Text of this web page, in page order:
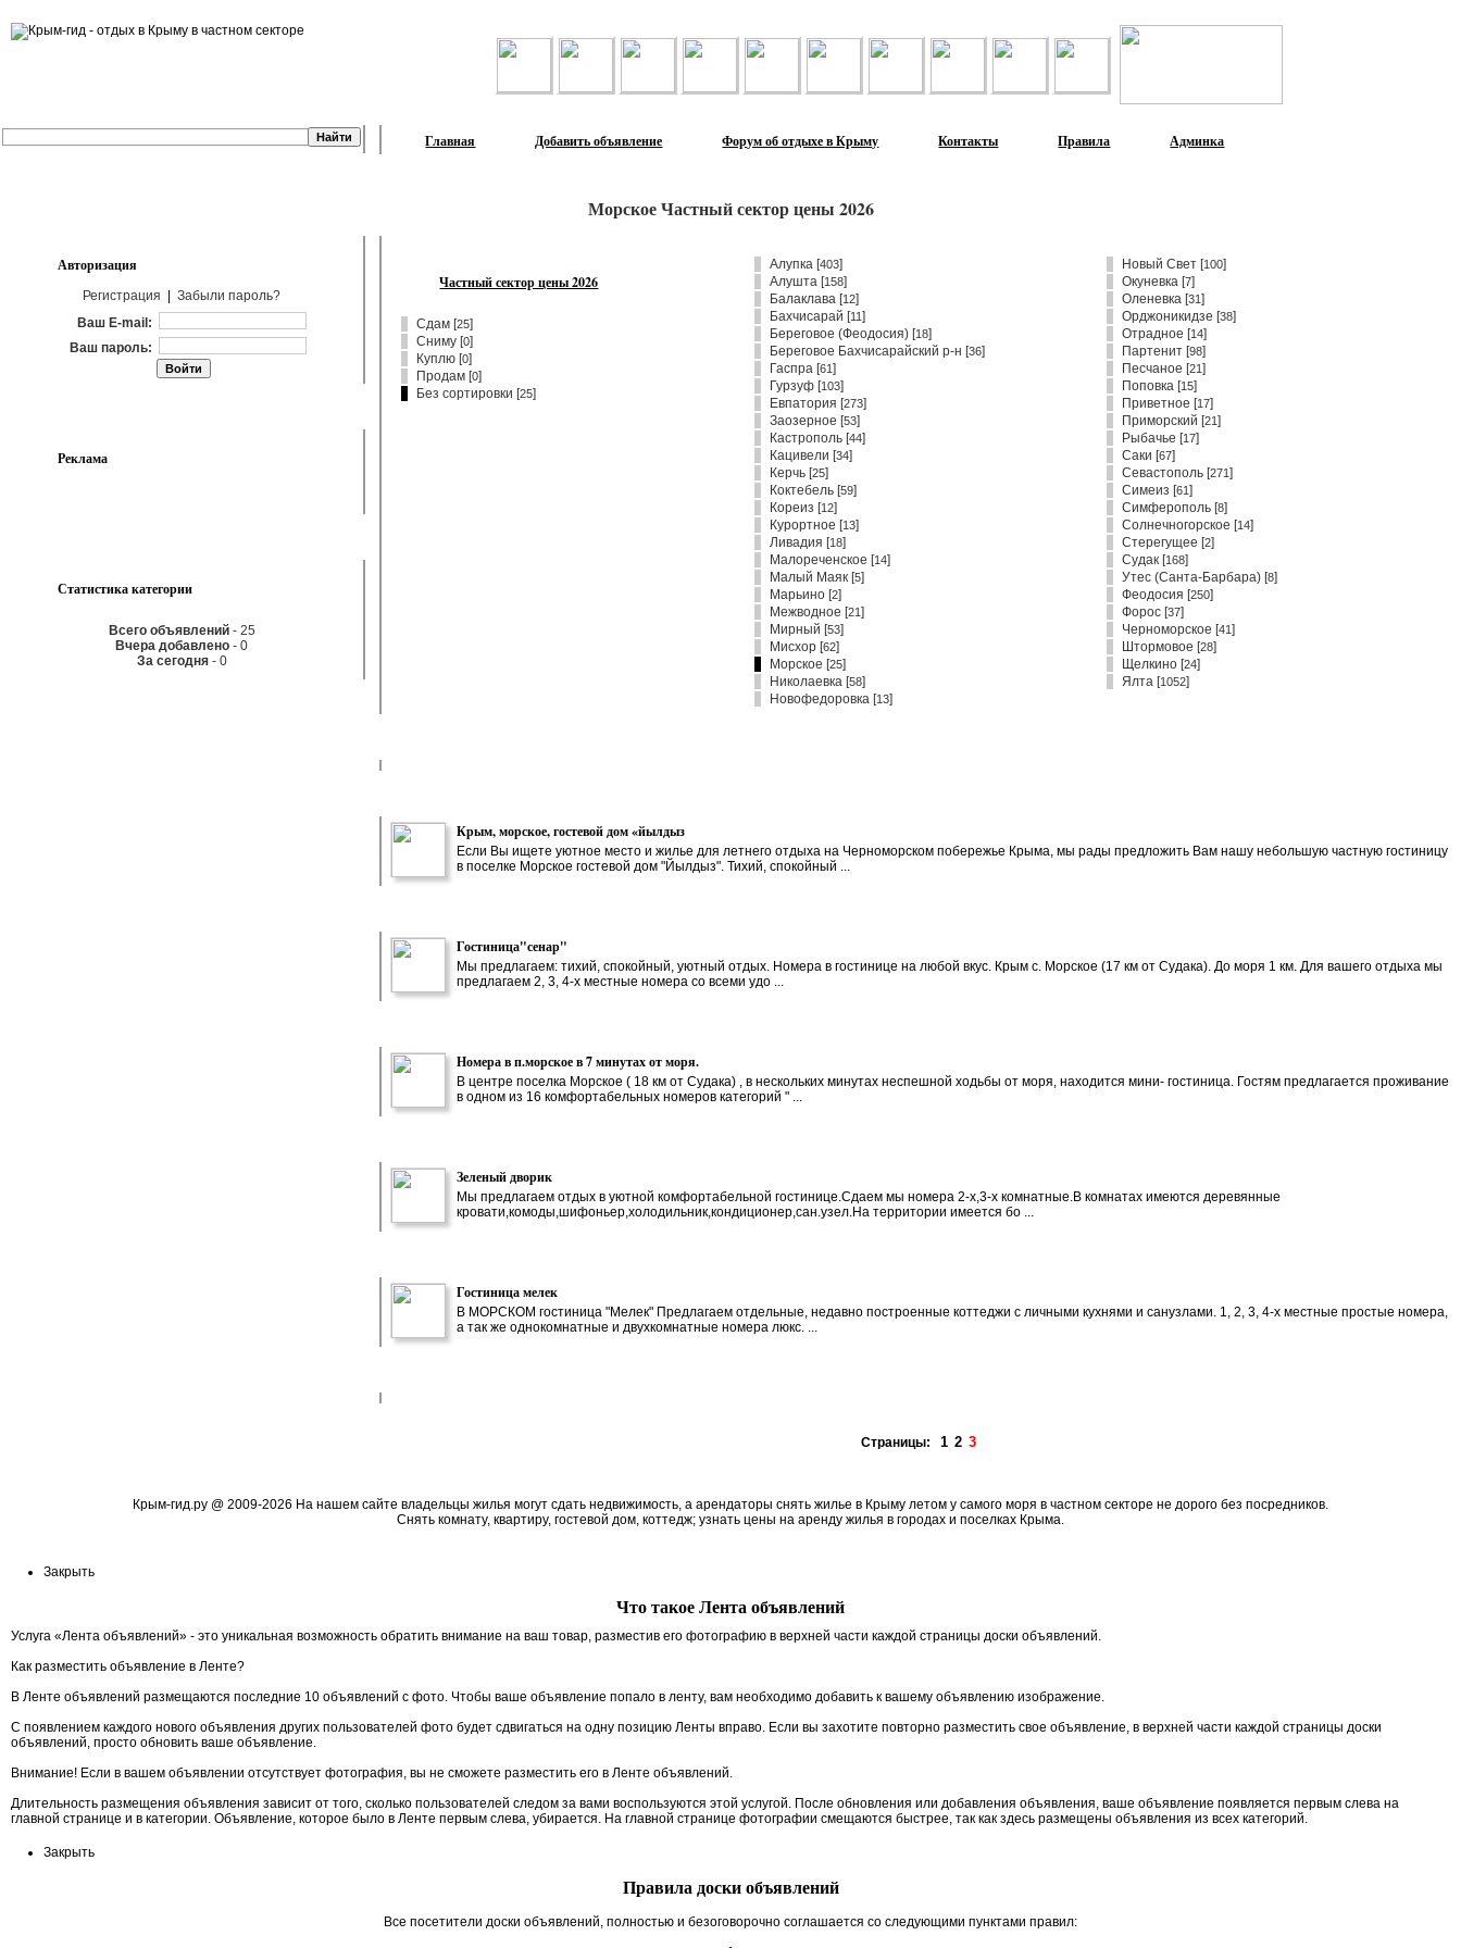
Главная Добавить объявление Форум об отдыхе в Крыму Контакты Правила Админка
Морское Частный сектор цены 2026
Частный сектор цены 2026
Сдам [25]
Сниму [0]
Куплю [0]
Продам [0]
Без сортировки [25]
Алупка[403]
Алушта[158]
Балаклава[12]
Бахчисарай [11]
Береговое (Феодосия)[18]
Береговое Бахчисарайский р-н [36]
Гаспра[61]
Гурзуф[103]
Евпатория [273]
Заозерное [53]
Кастрополь[44]
Кацивели [34]
Керчь[25]
Коктебель[59]
Кореиз [12]
Курортное [13]
Ливадия [18]
Малореченское [14]
Малый Маяк[5]
Марьино[2]
Межводное [21]
Мирный [53]
Мисхор[62]
Морское [25]
Николаевка[58]
Новофедоровка[13]
Новый Свет[100]
Окуневка[7]
Оленевка[31]
Орджоникидзе [38]
Отрадное [14]
Партенит[98]
Песчаное [21]
Поповка[15]
Приветное [17]
Приморский [21]
Рыбачье [17]
Саки [67]
Севастополь[271]
Симеиз [61]
Симферополь[8]
Солнечногорское [14]
Стерегущее [2]
Судак[168]
Утес (Санта-Барбара)[8]
Феодосия [250]
Форос[37]
Черноморское [41]
Штормовое [28]
Щелкино[24]
Ялта[1052]
Крым, морское, гостевой дом «йылдыз
Если Вы ищете уютное место и жилье для летнего отдыха на Черноморском побережье Крыма, мы рады предложить Вам нашу небольшую частную гостиницу
в поселке Морское гостевой дом "Йылдыз". Тихий, спокойный ...
Гостиница"сенар"
Мы предлагаем: тихий, спокойный, уютный отдых. Номера в гостинице на любой вкус. Крым с. Морское (17 км от Судака). До моря 1 км. Для вашего отдыха мы
предлагаем 2, 3, 4-х местные номера со всеми удо ...
Номера в п.морское в 7 минутах от моря.
В центре поселка Морское ( 18 км от Судака) , в нескольких минутах неспешной ходьбы от моря, находится мини- гостиница. Гостям предлагается проживание
в одном из 16 комфортабельных номеров категорий " ...
Зеленый дворик
Мы предлагаем отдых в уютной комфортабельной гостинице.Сдаем мы номера 2-х,3-х комнатные.В комнатах имеются деревянные
кровати,комоды,шифоньер,холодильник,кондиционер,сан.узел.На территории имеется бо ...
Гостиница мелек
В МОРСКОМ гостиница "Мелек" Предлагаем отдельные, недавно построенные коттеджи с личными кухнями и санузлами. 1, 2, 3, 4-х местные простые номера,
а так же однокомнатные и двухкомнатные номера люкс. ...
Страницы:1 2 3
Авторизация
Регистрация
Забыли пароль?
Ваш E-mail:
Ваш пароль:
Реклама
Статистика категории
Всего объявлений- 25
Вчера добавлено - 0
За сегодня- 0
Крым-гид.ру @ 2009-2026 На нашем сайте владельцы жилья могут сдать недвижимость, а арендаторы снять жилье в Крыму летом у самого моря в частном секторе не дорого без посредников.
Cнять комнату, квартиру, гостевой дом, коттедж; узнать цены на аренду жилья в городах и поселках Крыма.
Закрыть
Что такое Лента объявлений
Услуга «Лента объявлений» - это уникальная возможность обратить внимание на ваш товар, разместив его фотографию в верхней части каждой страницы доски объявлений.
Как разместить объявление в Ленте?
В Ленте объявлений размещаются последние 10 объявлений с фото. Чтобы ваше объявление попало в ленту, вам необходимо добавить к вашему объявлению изображение.
С появлением каждого нового объявления других пользователей фото будет сдвигаться на одну позицию Ленты вправо. Если вы захотите повторно разместить свое объявление, в верхней части каждой страницы доски
объявлений, просто обновить ваше объявление.
Внимание! Если в вашем объявлении отсутствует фотография, вы не сможете разместить его в Ленте объявлений.
Длительность размещения объявления зависит от того, сколько пользователей следом за вами воспользуются этой услугой. После обновления или добавления объявления, ваше объявление появляется первым слева на
главной странице и в категории. Объявление, которое было в Ленте первым слева, убирается. На главной странице фотографии смещаются быстрее, так как здесь размещены объявления из всех категорий.
Закрыть
Правила доски объявлений
Все посетители доски объявлений, полностью и безоговорочно соглашается со следующими пунктами правил: